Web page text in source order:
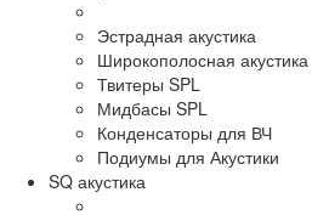
Эстрадная акустика
Широкополосная акустика
Твитеры SPL
Мидбасы SPL
Конденсаторы для ВЧ
Подиумы для Акустики
SQ акустика